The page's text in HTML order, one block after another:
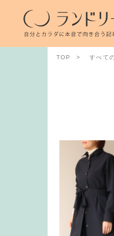
TOP すべて